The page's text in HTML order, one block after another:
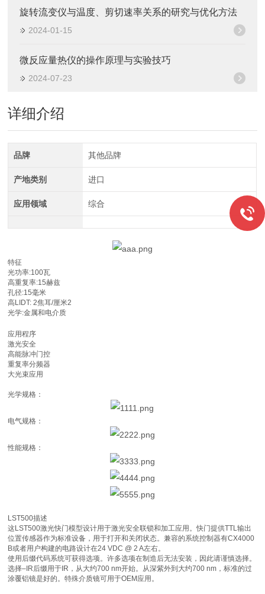
旋转流变仪与温度、剪切速率关系的研究与优化方法
2024-01-15
微反应量热仪的操作原理与实验技巧
2024-07-23
详细介绍
品牌 其他品牌
产地类别 进口
应用领域 综合
特征
光功率:100瓦
高重复率:15赫兹
孔径:15毫米
高LIDT: 2焦耳/厘米2
光学:金属和电介质
应用程序
激光安全
高能脉冲门控
重复率分频器
大光束应用
光学规格：
电气规格：
性能规格：
LST500描述
这LST500激光快门模型设计用于激光安全联锁和加工应用。快门提供TTL输出
位置传感器作为标准设备，用于打开和关闭状态。兼容的系统控制器有CX4000
B或者用户构建的电路设计在24 VDC @ 2 A左右。
使用后缀代码系统可获得选项。许多选项在制造后无法安装，因此请谨慎选择。
选择–IR后缀用于IR，从大约700 nm开始。从深紫外到大约700 nm，标准的过
涂覆铝镜是好的。特殊介质镜可用于OEM应用。